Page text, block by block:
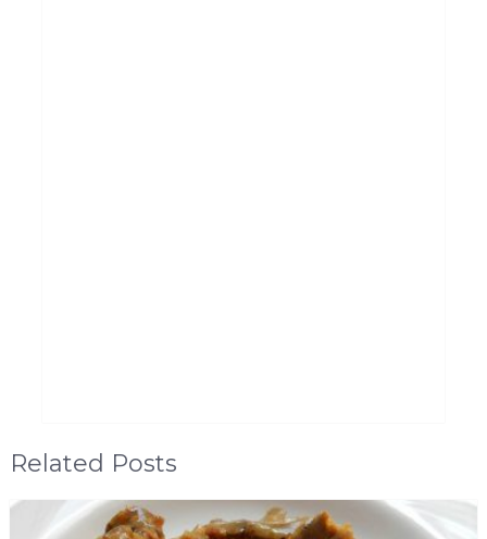
Related Posts